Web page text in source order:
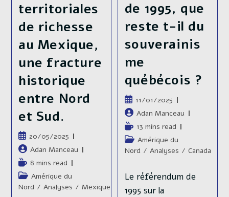
territoriales
de richesse
au Mexique,
une fracture
historique
entre Nord
et Sud.
Publication
publiée :
20/05/2025
Auteur/autrice
de
la
publication :
Adan Manceau
Temps
de
lecture :
8 mins read
Post
category:
Amérique du
Nord / Analyses / Mexique
de 1995, que
reste t-il du
souverainis
me
québécois ?
Publication
publiée :
11/01/2025
Auteur/autrice
de
la
publication :
Adan Manceau
Temps
de
lecture :
13 mins read
Post
category:
Amérique du
Nord / Analyses / Canada
Le référendum de
1995 sur la